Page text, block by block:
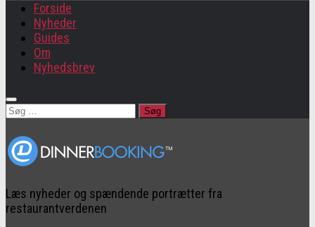
Forside
Nyheder
Guides
Om
Nyhedsbrev
Søg
Læs nyheder og spændende portrætter fra
restaurantverdenen